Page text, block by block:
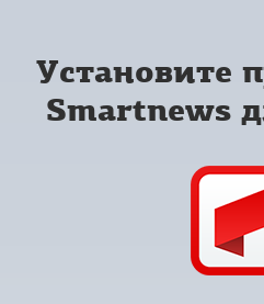
Установите
Smartnews